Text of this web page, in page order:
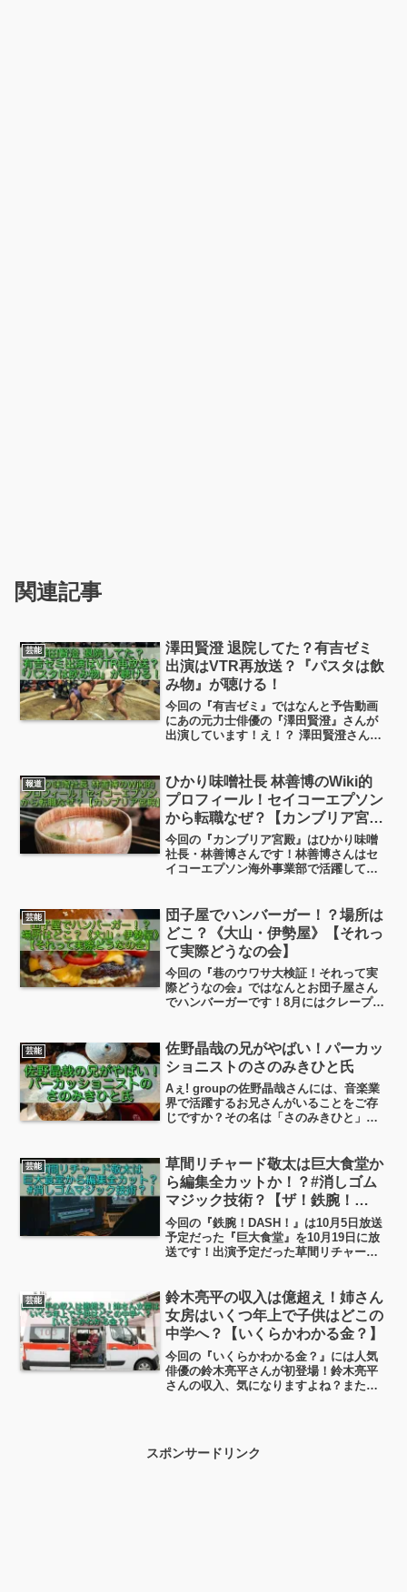
関連記事
芸能
澤田賢澄 退院してた？有吉ゼミ
出演はVTR再放送？『パスタは飲
み物』が聴ける！
今回の『有吉ゼミ』ではなんと予告動画
にあの元力士俳優の『澤田賢澄』さんが
出演しています！え！？ 澤田賢澄さん、
道では「目を開けて声かけに反応できる
まで回復してきた」とのこと。今回出演
の澤田賢澄さんは以前のVTRの再放送分
なのかな？
報道
ひかり味噌社長 林善博のWiki的
プロフィール！セイコーエプソン
から転職なぜ？【カンブリア宮
殿】
今回の『カンブリア宮殿』はひかり味噌
社長・林善博さんです！林善博さんはセ
イコーエプソン海外事業部で活躍してい
婚しているの？などなど、気になりまし
たので調べてみました。
芸能
団子屋でハンバーガー！？場所は
どこ？《大山・伊勢屋》【それっ
て実際どうなの会】
今回の『巷のウワサ大検証！それって実
際どうなの会』ではなんとお団子屋さん
でハンバーガーです！8月にはクレープも
店の場所はどこ？というあたりをちょっ
と調べましたので、良かったら覗いてい
ってくださいね！
芸能
佐野晶哉の兄がやばい！パーカッ
ショニストのさのみきひと氏
Aぇ! groupの佐野晶哉さんには、音楽業
界で活躍するお兄さんがいることをご存
じですか？その名は「さのみきひと」さ
主なんです！この記事では、さのみきひ
とさんのその「ヤバさ」の正体、兄弟仲
などについて、見ていきます！
芸能
草間リチャード敬太は巨大食堂か
ら編集全カットか！？#消しゴム
マジック技術？【ザ！鉄腕！
DASH！】
今回の『鉄腕！DASH！』は10月5日放送
予定だった『巨大食堂』を10月19日に放
送です！出演予定だった草間リチャード
とで、このある人物の「全カット編集」
ってどんな風にやるんでしょうか？「消
しゴムマジック」って簡単なんでしょう
か？
芸能
鈴木亮平の収入は億超え！姉さん
女房はいくつ年上で子供はどこの
中学へ？【いくらかわかる金？】
今回の『いくらかわかる金？』には人気
俳優の鈴木亮平さんが初登場！鈴木亮平
さんの収入、気になりますよね？また鈴
スポンサードリンク